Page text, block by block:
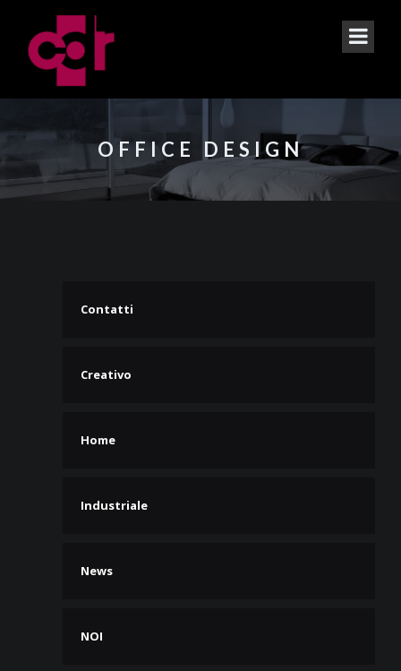
OFFICE DESIGN
Contatti
Creativo
Home
Industriale
News
NOI